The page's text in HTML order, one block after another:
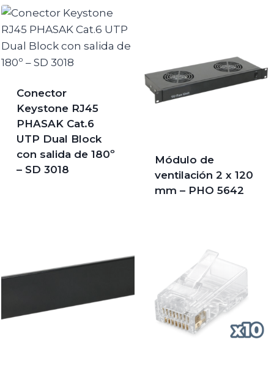
Conector
Keystone RJ45
PHASAK Cat.6
UTP Dual Block
con salida de 180º
– SD 3018
Módulo de
ventilación 2 x 120
mm – PHO 5642